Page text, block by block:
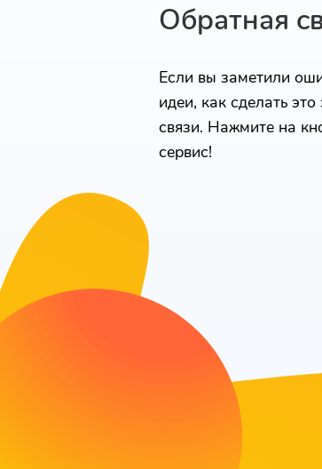
Обратная
Если вы заметили
идеи, как сделать
связи. Нажмите на
сервис!